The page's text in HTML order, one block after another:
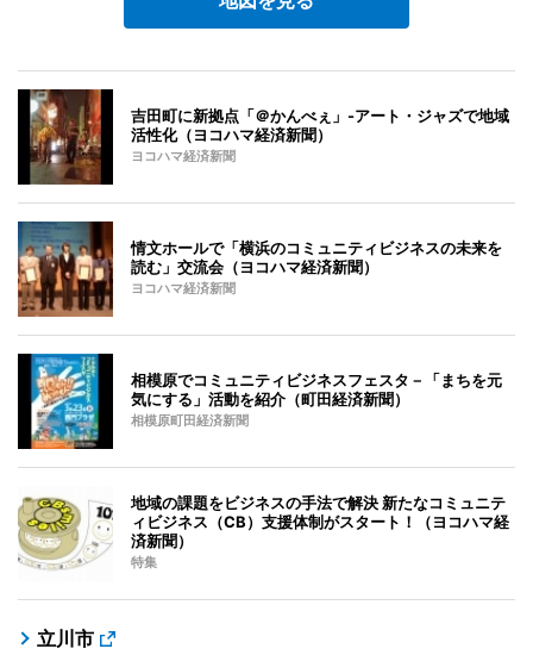
吉田町に新拠点「＠かんべぇ」-アート・ジャズで地域
活性化（ヨコハマ経済新聞）
ヨコハマ経済新聞
情文ホールで「横浜のコミュニティビジネスの未来を
読む」交流会（ヨコハマ経済新聞）
ヨコハマ経済新聞
相模原でコミュニティビジネスフェスタ－「まちを元
気にする」活動を紹介（町田経済新聞）
相模原町田経済新聞
地域の課題をビジネスの手法で解決 新たなコミュニテ
ィビジネス（CB）支援体制がスタート！（ヨコハマ経
済新聞）
特集
立川市